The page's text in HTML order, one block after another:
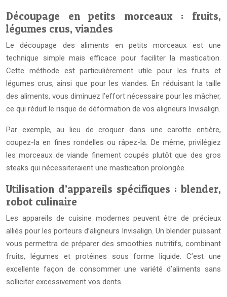
Découpage en petits morceaux : fruits,
légumes crus, viandes
Le découpage des aliments en petits morceaux est une
technique simple mais efficace pour faciliter la mastication.
Cette méthode est particulièrement utile pour les fruits et
légumes crus, ainsi que pour les viandes. En réduisant la taille
des aliments, vous diminuez l’effort nécessaire pour les mâcher,
ce qui réduit le risque de déformation de vos aligneurs Invisalign.
Par exemple, au lieu de croquer dans une carotte entière,
coupez-la en fines rondelles ou râpez-la. De même, privilégiez
les morceaux de viande finement coupés plutôt que des gros
steaks qui nécessiteraient une mastication prolongée.
Utilisation d’appareils spécifiques : blender,
robot culinaire
Les appareils de cuisine modernes peuvent être de précieux
alliés pour les porteurs d’aligneurs Invisalign. Un blender puissant
vous permettra de préparer des smoothies nutritifs, combinant
fruits, légumes et protéines sous forme liquide. C’est une
excellente façon de consommer une variété d’aliments sans
solliciter excessivement vos dents.